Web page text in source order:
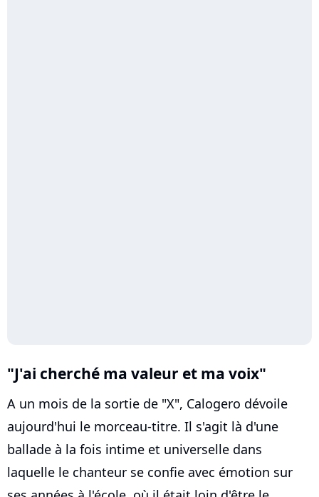
"J'ai cherché ma valeur et ma voix"
A un mois de la sortie de "X", Calogero dévoile
aujourd'hui le morceau-titre. Il s'agit là d'une
ballade à la fois intime et universelle dans
laquelle le chanteur se confie avec émotion sur